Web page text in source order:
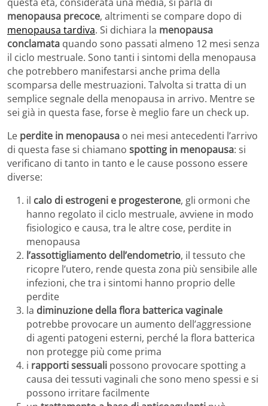
menopausa precoce, altrimenti se compare dopo di
menopausa tardiva. Si dichiara la menopausa
conclamata quando sono passati almeno 12 mesi senza
il ciclo mestruale. Sono tanti i sintomi della menopausa
che potrebbero manifestarsi anche prima della
scomparsa delle mestruazioni. Talvolta si tratta di un
semplice segnale della menopausa in arrivo. Mentre se
sei già in questa fase, forse è meglio fare un check up.
Le perdite in menopausa o nei mesi antecedenti l’arrivo
di questa fase si chiamano spotting in menopausa: si
verificano di tanto in tanto e le cause possono essere
diverse:
il calo di estrogeni e progesterone, gli ormoni che
hanno regolato il ciclo mestruale, avviene in modo
fisiologico e causa, tra le altre cose, perdite in
menopausa
l’assottigliamento dell’endometrio, il tessuto che
ricopre l’utero, rende questa zona più sensibile alle
infezioni, che tra i sintomi hanno proprio delle
perdite
la diminuzione della flora batterica vaginale
potrebbe provocare un aumento dell’aggressione
di agenti patogeni esterni, perché la flora batterica
non protegge più come prima
i rapporti sessuali possono provocare spotting a
causa dei tessuti vaginali che sono meno spessi e si
possono irritare facilmente